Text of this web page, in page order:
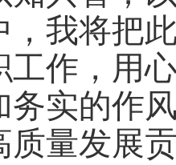
，我将把
工作，用
务实的作
质量发展